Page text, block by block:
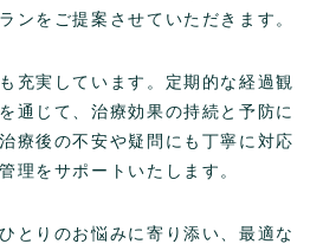
ンをご提案させていただきます。
充実しています。定期的な経過観
通じて、治療効果の持続と予防に
療後の不安や疑問にも丁寧に対応
理をサポートいたします。
とりのお悩みに寄り添い、最適な